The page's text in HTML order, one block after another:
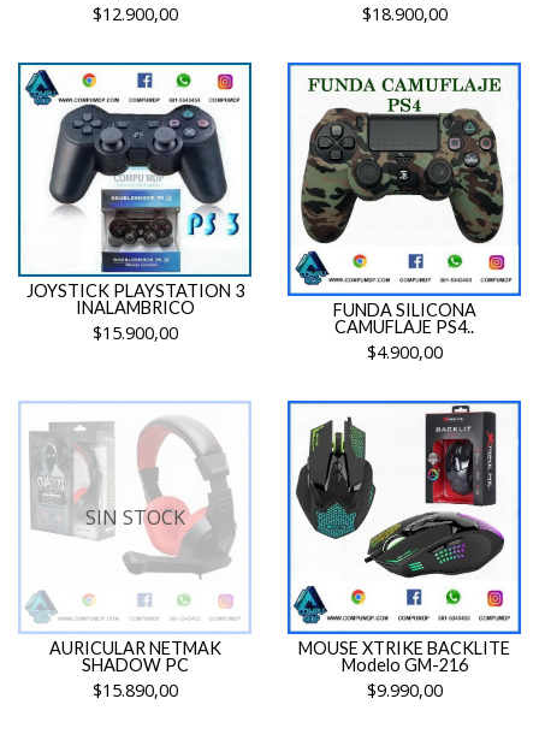
$12.900,00 $18.900,00
JOYSTICK PLAYSTATION 3
INALAMBRICO
$15.900,00
FUNDA SILICONA
CAMUFLAJE PS4..
$4.900,00
SIN STOCK
AURICULAR NETMAK
SHADOW PC
$15.890,00
MOUSE XTRIKE BACKLITE
Modelo GM-216
$9.990,00